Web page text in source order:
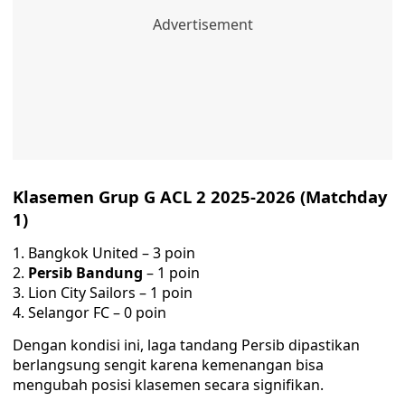
Klasemen Grup G ACL 2 2025-2026 (Matchday
1)
Bangkok United – 3 poin
Persib Bandung – 1 poin
Lion City Sailors – 1 poin
Selangor FC – 0 poin
Dengan kondisi ini, laga tandang Persib dipastikan
berlangsung sengit karena kemenangan bisa
mengubah posisi klasemen secara signifikan.